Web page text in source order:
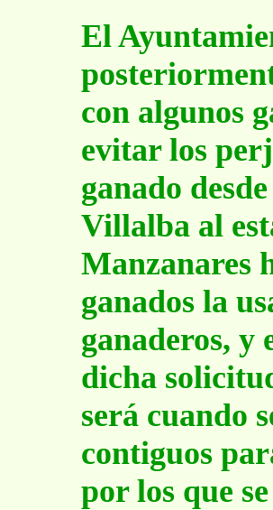
El
con algunos
evitar los
ganado
Villalba al
Manzanares
ganados la
ganaderos, y
dicha
será cuando
contiguos
por los que